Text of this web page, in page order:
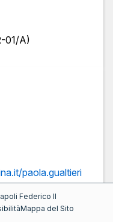
01/A)
paola.gualtieri
Federico II
Mappa del Sito